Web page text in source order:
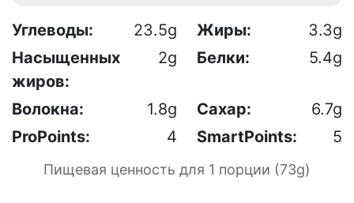
Углеводы: 23.5g Жиры:
3.3g
Насыщенных
жиров:
2g Белки: 5.4g
Волокна: 1.8g Сахар:
6.7g
ProPoints:
4 SmartPoints: 5
Пищевая ценность для 1 порции (73g)